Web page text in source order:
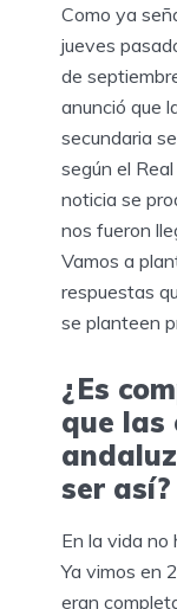
Como ya
jueves
de
anunció que
secundaria
según el
noticia se
nos fueron
Vamos a
respuestas
se planteen
¿Es
que las
ser así?
En la vida no
Ya vimos en
eran